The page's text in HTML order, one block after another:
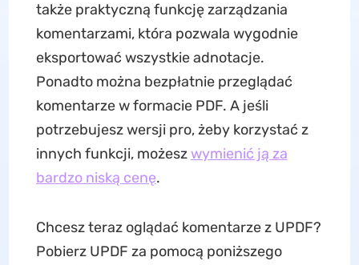
także praktyczną funkcję zarządzania
komentarzami, która pozwala wygodnie
eksportować wszystkie adnotacje.
Ponadto można bezpłatnie przeglądać
komentarze w formacie PDF. A jeśli
potrzebujesz wersji pro, żeby korzystać z
innych funkcji, możeszwymienić ją za
bardzo niską cenę.
Chcesz teraz oglądać komentarze z UPDF?
Pobierz UPDF za pomocą poniższego